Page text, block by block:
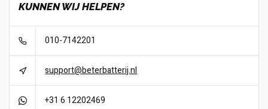
KUNNEN WIJ HELPEN?
010-7142201
support@beterbatterij.nl
+31 6 12202469